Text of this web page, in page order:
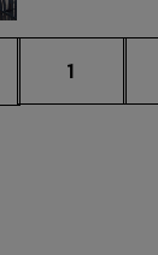
Página
1